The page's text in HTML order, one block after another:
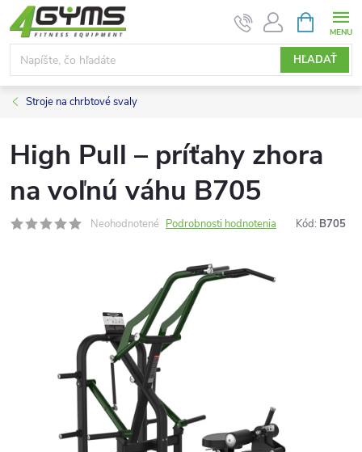
Prejsť
na
obsah
HĽADAŤ
KOŠÍK
Stroje na chrbtové svaly
High Pull – príťahy zhora
na voľnú váhu B705
Neohodnotené Podrobnosti hodnotenia Kód: B705